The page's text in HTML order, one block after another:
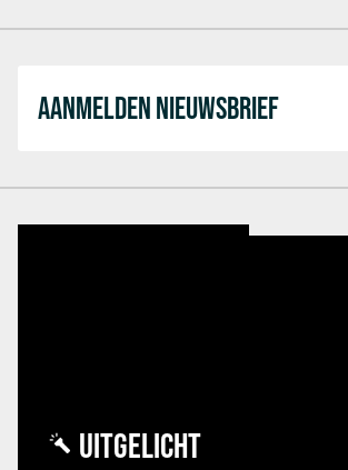
AANMELDEN NIEUWSBRIEF
UITGELICHT